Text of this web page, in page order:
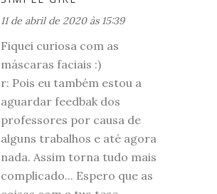
11 de abril de 2020 às 15:39
Fiquei curiosa com as
máscaras faciais :)
r: Pois eu também estou a
aguardar feedbak dos
professores por causa de
alguns trabalhos e até agora
nada. Assim torna tudo mais
complicado... Espero que as